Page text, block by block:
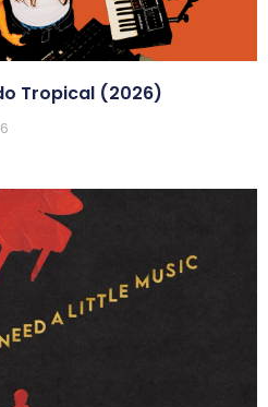
Tropical (2026)